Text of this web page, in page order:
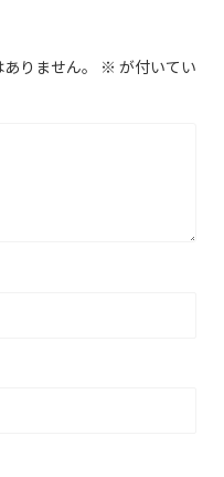
りません。 ※ が付いてい